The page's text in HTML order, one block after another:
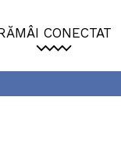
CONECTAT